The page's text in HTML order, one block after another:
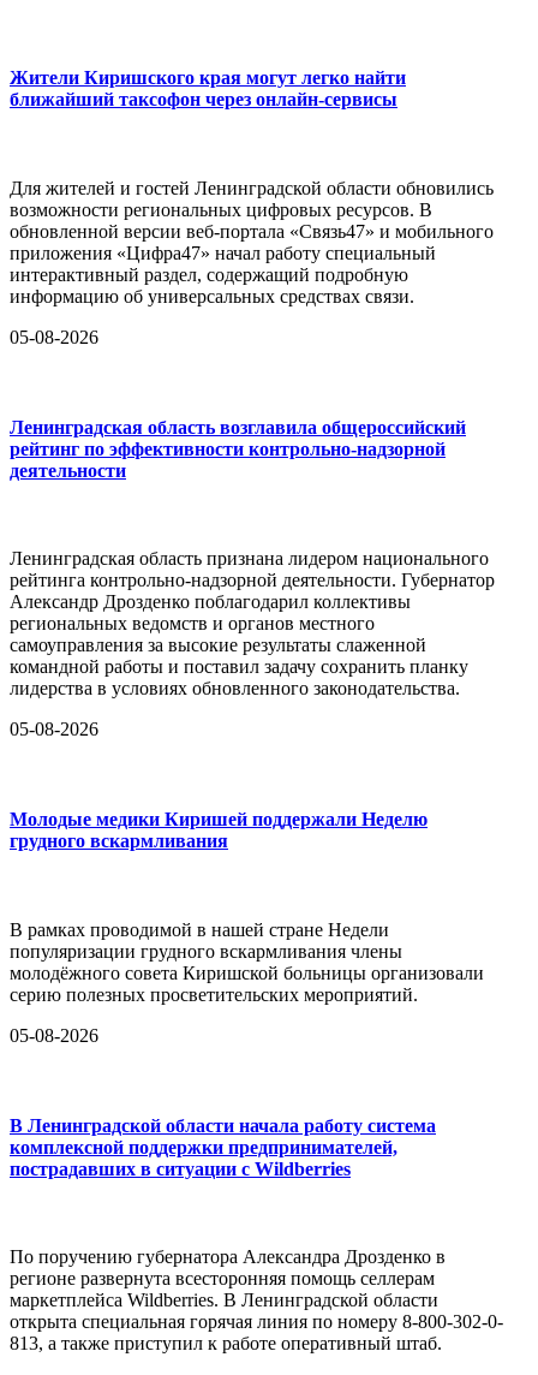
Жители Киришского края могут легко найти
ближайший таксофон через онлайн-сервисы
Для жителей и гостей Ленинградской области обновились
возможности региональных цифровых ресурсов. В
обновленной версии веб-портала «Связь47» и мобильного
приложения «Цифра47» начал работу специальный
интерактивный раздел, содержащий подробную
информацию об универсальных средствах связи.
05-08-2026
Ленинградская область возглавила общероссийский
рейтинг по эффективности контрольно-надзорной
деятельности
Ленинградская область признана лидером национального
рейтинга контрольно-надзорной деятельности. Губернатор
Александр Дрозденко поблагодарил коллективы
региональных ведомств и органов местного
самоуправления за высокие результаты слаженной
командной работы и поставил задачу сохранить планку
лидерства в условиях обновленного законодательства.
05-08-2026
Молодые медики Киришей поддержали Неделю
грудного вскармливания
В рамках проводимой в нашей стране Недели
популяризации грудного вскармливания члены
молодёжного совета Киришской больницы организовали
серию полезных просветительских мероприятий.
05-08-2026
В Ленинградской области начала работу система
комплексной поддержки предпринимателей,
пострадавших в ситуации с Wildberries
По поручению губернатора Александра Дрозденко в
регионе развернута всесторонняя помощь селлерам
маркетплейса Wildberries. В Ленинградской области
открыта специальная горячая линия по номеру 8-800-302-0-
813, а также приступил к работе оперативный штаб.